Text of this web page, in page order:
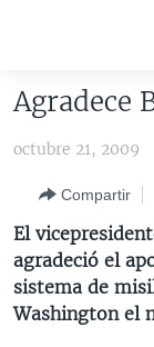
Salte
al
principal
Salte
navegador
principal
AMÉRICA DEL
EEUU
MÉXICO
HAITÍ
ELECCIONES EEUU
ELECCIONES
VOTO DIVIDIDO
VOA VERIFICA
VOA VERIFICA
VOA VERIFICA
VOA VERIFICA
AMÉRICA LATINA
ARGENTINA
BOLIVIA
CHINA EN
CENTROAMÉRICA
Agradece
octubre 21, 2009
Compartir
El
agradeció el
sistema de
Washington el